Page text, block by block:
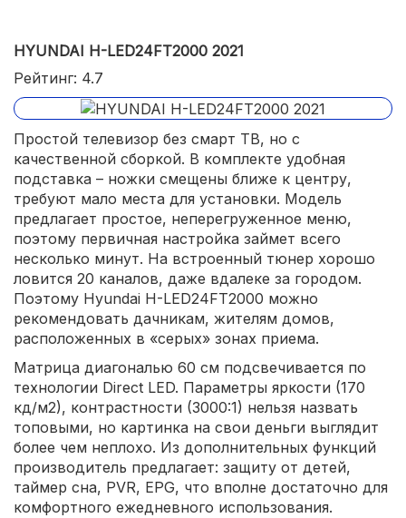
HYUNDAI H-LED24FT2000 2021
Рейтинг: 4.7
Простой телевизор без смарт ТВ, но с
качественной сборкой. В комплекте удобная
подставка – ножки смещены ближе к центру,
требуют мало места для установки. Модель
предлагает простое, неперегруженное меню,
поэтому первичная настройка займет всего
несколько минут. На встроенный тюнер хорошо
ловится 20 каналов, даже вдалеке за городом.
Поэтому Hyundai H-LED24FT2000 можно
рекомендовать дачникам, жителям домов,
расположенных в «серых» зонах приема.
Матрица диагональю 60 см подсвечивается по
технологии Direct LED. Параметры яркости (170
кд/м2), контрастности (3000:1) нельзя назвать
топовыми, но картинка на свои деньги выглядит
более чем неплохо. Из дополнительных функций
производитель предлагает: защиту от детей,
таймер сна, PVR, EPG, что вполне достаточно для
комфортного ежедневного использования.